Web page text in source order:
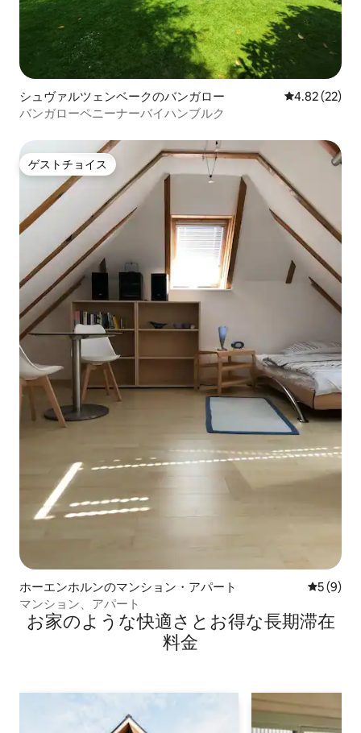
シュヴァルツェンベークのバンガロー レビュー22
4.82 (22)
バンガローペニーナーバイハンブルク
ゲストチョイス
ゲストチョイス
ホーエンホルンのマンション・アパート レビュー
5 (9)
マンション、アパート
お家のような快⁠適⁠さ⁠とお⁠得⁠な長⁠期⁠滞⁠在
料⁠金